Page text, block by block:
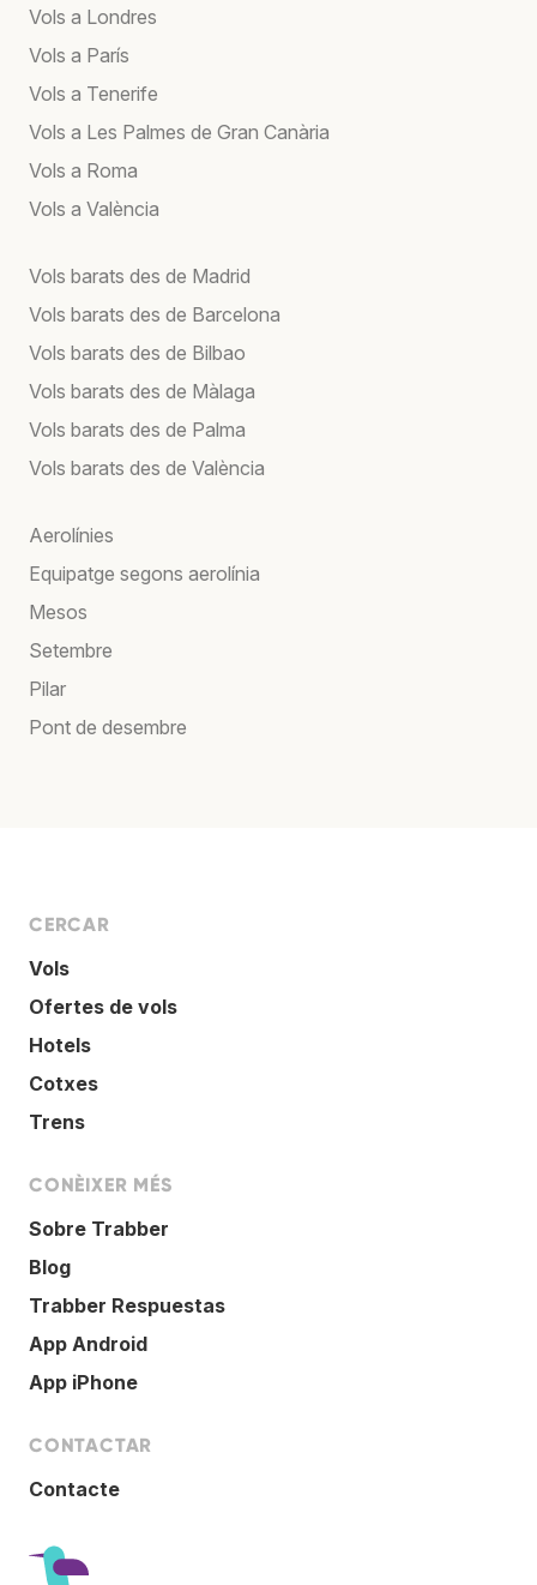
Vols a Londres
Vols a París
Vols a Tenerife
Vols a Les Palmes de Gran Canària
Vols a Roma
Vols a València
Vols barats des de Madrid
Vols barats des de Barcelona
Vols barats des de Bilbao
Vols barats des de Màlaga
Vols barats des de Palma
Vols barats des de València
Aerolínies
Equipatge segons aerolínia
Mesos
Setembre
Pilar
Pont de desembre
CERCAR
Vols
Ofertes de vols
Hotels
Cotxes
Trens
CONÈIXER MÉS
Sobre Trabber
Blog
Trabber Respuestas
App Android
App iPhone
CONTACTAR
Contacte